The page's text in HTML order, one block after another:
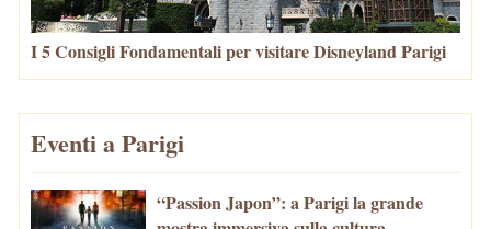
I 5 Consigli Fondamentali per visitare Disneyland Parigi
Eventi a Parigi
“Passion Japon”: a Parigi la grande